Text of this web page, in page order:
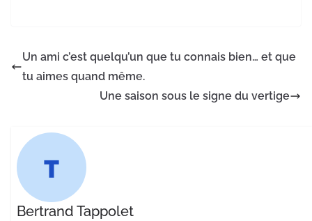
Un ami c’est quelqu’un que tu connais bien… et que
tu aimes quand même.
Une saison sous le signe du vertige
Bertrand Tappolet